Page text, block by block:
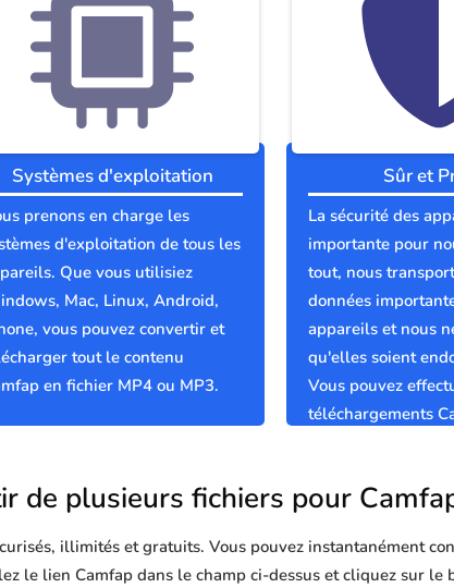
Systèmes d'exploitation
prenons en charge les
d'exploitation de tous les
Que vous utilisiez
Mac, Linux, Android,
vous pouvez convertir et
tout le contenu
en fichier MP4 ou MP3.
Sûr et
La sécurité des
importante pour
tout, nous
données
appareils et nous
qu'elles soient
Vous pouvez
téléchargements
de plusieurs fichiers pour
illimités et gratuits. Vous pouvez instantanément
le lien Camfap dans le champ ci-dessus et cliquez sur le